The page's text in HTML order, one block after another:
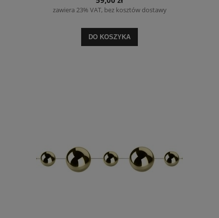
zawiera 23% VAT, bez kosztów dostawy
DO KOSZYKA